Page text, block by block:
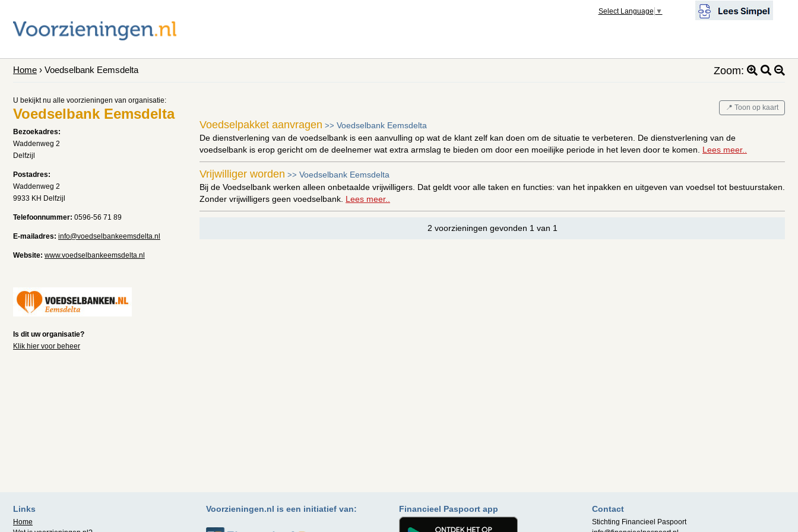
Select Language ▼
Home › Voedselbank Eemsdelta Zoom:
U bekijkt nu alle voorzieningen van organisatie:
Voedselbank Eemsdelta
Bezoekadres:
Waddenweg 2
Delfzijl
Postadres:
Waddenweg 2
9933 KH Delfzijl
Telefoonnummer: 0596-56 71 89
E-mailadres: info@voedselbankeemsdelta.nl
Website: www.voedselbankeemsdelta.nl
Is dit uw organisatie?
Klik hier voor beheer
📍 Toon op kaart
Voedselpakket aanvragen >> Voedselbank Eemsdelta
De dienstverlening van de voedselbank is een aanvulling op wat de klant zelf kan doen om de situatie te verbeteren. De dienstverlening van de
voedselbank is erop gericht om de deelnemer wat extra armslag te bieden om door een moeilijke periode in het leven door te komen. Lees meer..
Vrijwilliger worden >> Voedselbank Eemsdelta
Bij de Voedselbank werken alleen onbetaalde vrijwilligers. Dat geldt voor alle taken en functies: van het inpakken en uitgeven van voedsel tot bestuurstaken.
Zonder vrijwilligers geen voedselbank. Lees meer..
2 voorzieningen gevonden 1 van 1
Links
Home
Voorzieningen.nl is een initiatief van: Financieel Paspoort app Contact
Stichting Financieel Paspoort